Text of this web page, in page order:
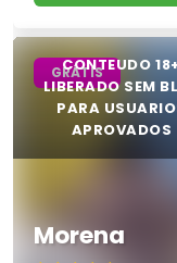
Morena
GRÁTIS